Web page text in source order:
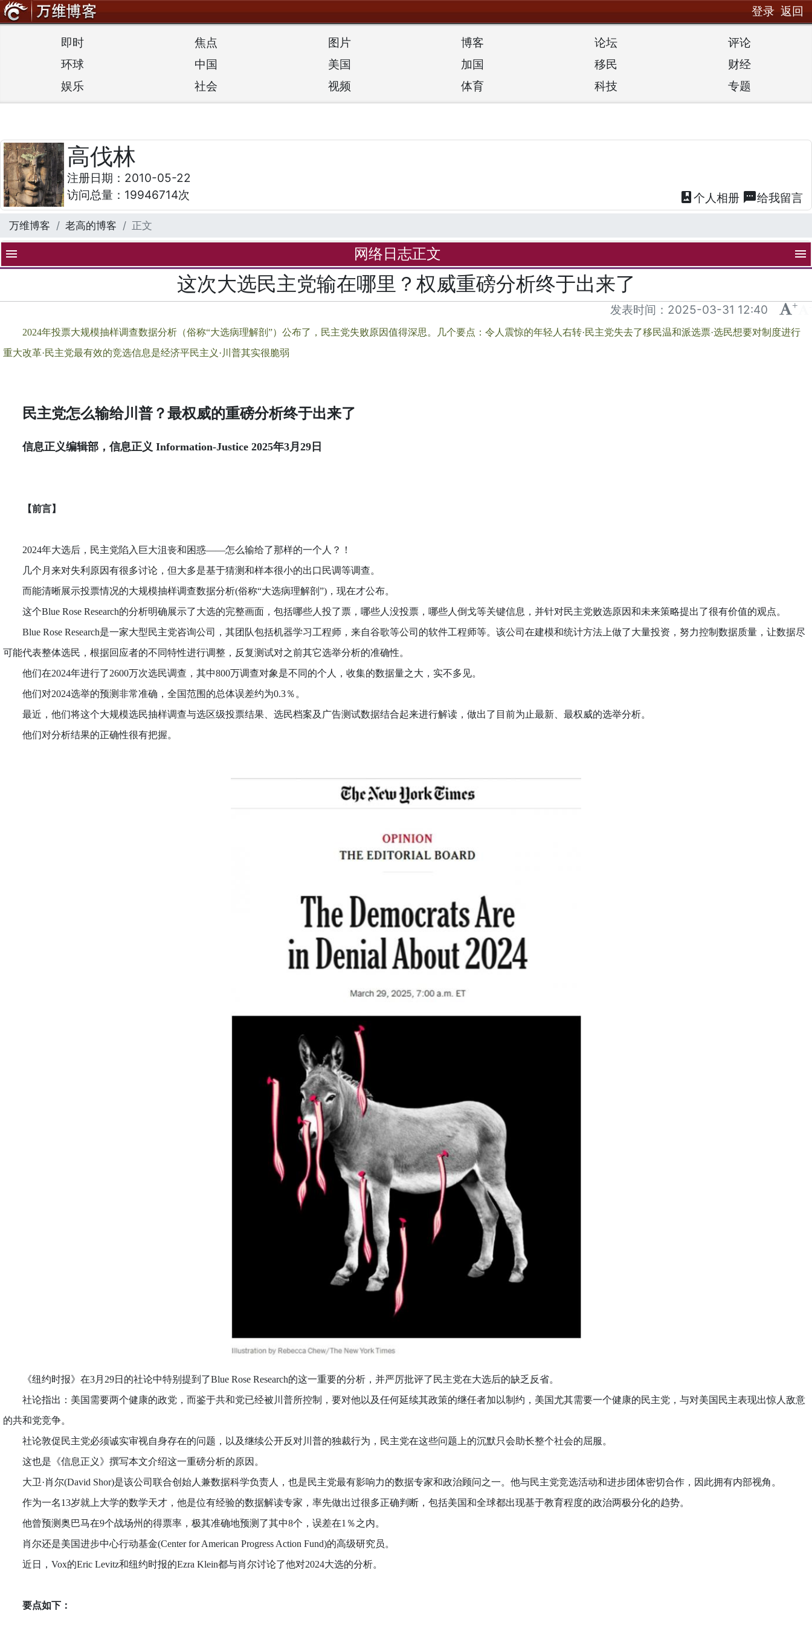
登录 返回
即时 焦点 图片 博客 论坛
评论
环球
中国 美国 加国 移民
财经
娱乐
社会 视频 体育 科技 专题
高伐林
注册日期：2010-05-22
访问总量：19946714次
photo_album 个人相册 textsms给我留言
万维博客 老高的博客 正文
menu 网络日志正文 menu
这次大选民主党输在哪里？权威重磅分析终于出来了
发表时间： 2025-03-31 12:40 +
2024年投票大规模抽样调查数据分析（俗称“大选病理解剖”）公布了，民主党失败原因值得深思。几个要点：令人震惊的年轻人右转·民主党失去了移民温和派选票·选民想要对制度进行
重大改革·民主党最有效的竞选信息是经济平民主义 · 川普其实很脆弱
民主党怎么输给川普？最权威的重磅分析终于出来了
信息正义编辑部，信息正义 Information-Justice 2025年3月29日
【前言】
2024年大选后，民主党陷入巨大沮丧和困惑——怎么输给了那样的一个人？！
几个月来对失利原因有很多讨论，但大多是基于猜测和样本很小的出口民调等调查。
而能清晰展示投票情况的大规模抽样调查数据分析(俗称“大选病理解剖”)，现在才公布。
这个Blue Rose Research的分析明确展示了大选的完整画面，包括哪些人投了票，哪些人没投票，哪些人倒戈等关键信息，并针对民主党败选原因和未来策略提出了很有价值的观点。
Blue Rose Research是一家大型民主党咨询公司，其团队包括机器学习工程师，来自谷歌等公司的软件工程师等。该公司在建模和统计方法上做了大量投资，努力控制数据质量，让数据尽
可能代表整体选民，根据回应者的不同特性进行调整，反复测试对之前其它选举分析的准确性。
他们在2024年进行了2600万次选民调查，其中800万调查对象是不同的个人，收集的数据量之大，实不多见。
他们对2024选举的预测非常准确，全国范围的总体误差约为0.3％。
最近，他们将这个大规模选民抽样调查与选区级投票结果、选民档案及广告测试数据结合起来进行解读，做出了目前为止最新、最权威的选举分析。
他们对分析结果的正确性很有把握。
《纽约时报》在3月29日的社论中特别提到了Blue Rose Research的这一重要的分析，并严厉批评了民主党在大选后的缺乏反省。
社论指出：美国需要两个健康的政党，而鉴于共和党已经被川普所控制，要对他以及任何延续其政策的继任者加以制约，美国尤其需要一个健康的民主党，与对美国民主表现出惊人敌意
的共和党竞争。
社论敦促民主党必须诚实审视自身存在的问题，以及继续公开反对川普的独裁行为，民主党在这些问题上的沉默只会助长整个社会的屈服。
这也是《信息正义》撰写本文介绍这一重磅分析的原因。
大卫·肖尔(David Shor)是该公司联合创始人兼数据科学负责人，也是民主党最有影响力的数据专家和政治顾问之一。他与民主党竞选活动和进步团体密切合作，因此拥有内部视角。
作为一名13岁就上大学的数学天才，他是位有经验的数据解读专家，率先做出过很多正确判断，包括美国和全球都出现基于教育程度的政治两极分化的趋势。
他曾预测奥巴马在9个战场州的得票率，极其准确地预测了其中8个，误差在1％之内。
肖尔还是美国进步中心行动基金(Center for American Progress Action Fund)的高级研究员。
近日，Vox的Eric Levitz和纽约时报的Ezra Klein都与肖尔讨论了他对2024大选的分析。
要点如下：